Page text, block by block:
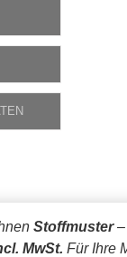
Stoffmuster–
MwSt. Für Ihre